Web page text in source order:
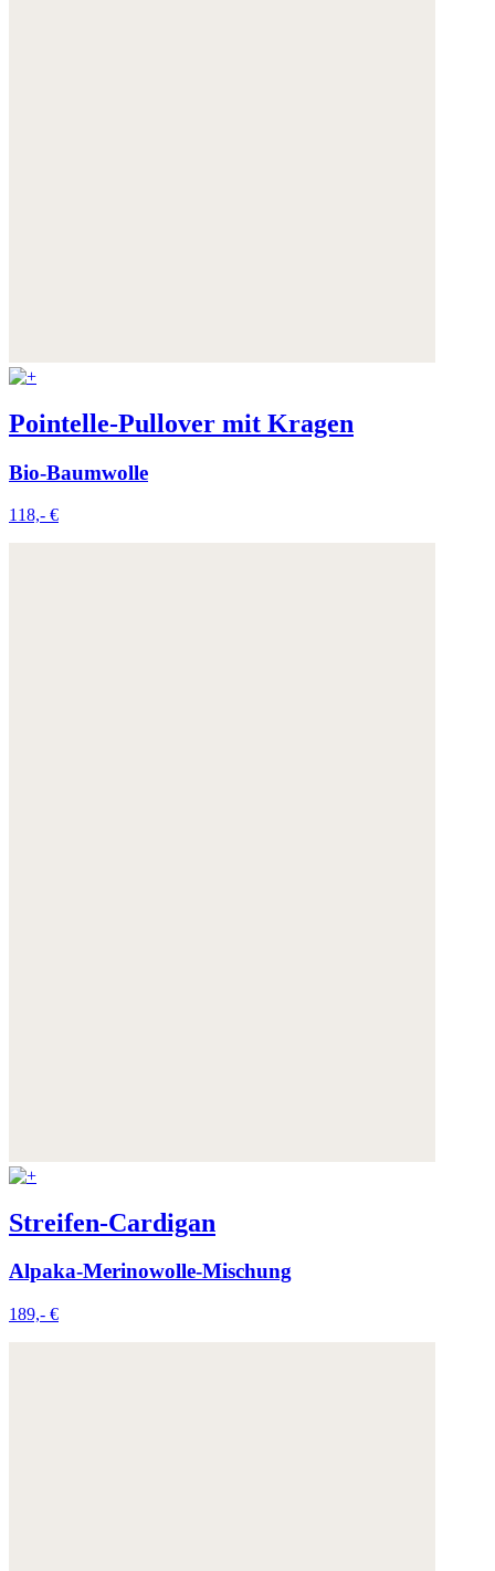
Pointelle-Pullover mit Kragen
Bio-Baumwolle
118,- €
Streifen-Cardigan
Alpaka-Merinowolle-Mischung
189,- €